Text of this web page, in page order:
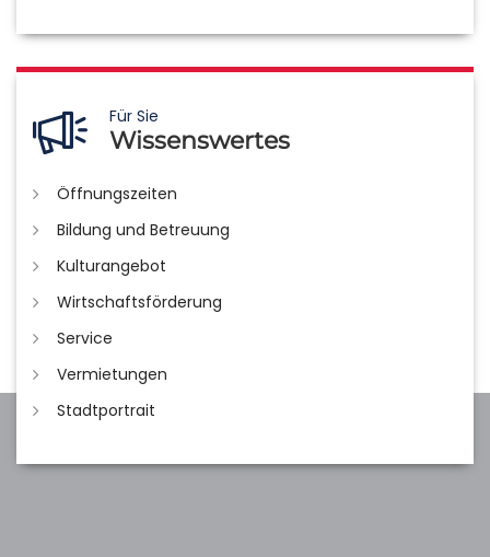
Für Sie
Wissenswertes
Öffnungszeiten
Bildung und Betreuung
Kulturangebot
Wirtschaftsförderung
Service
Vermietungen
Stadtportrait